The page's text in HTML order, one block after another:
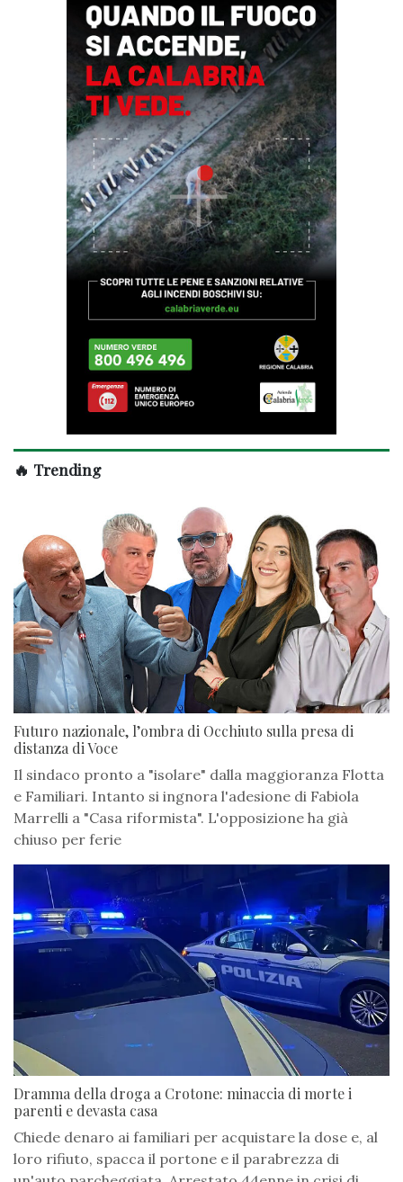
🔥 Trending
Futuro nazionale, l’ombra di Occhiuto sulla presa di
distanza di Voce
Il sindaco pronto a "isolare" dalla maggioranza Flotta
e Familiari. Intanto si ingnora l'adesione di Fabiola
Marrelli a "Casa riformista". L'opposizione ha già
chiuso per ferie
Dramma della droga a Crotone: minaccia di morte i
parenti e devasta casa
Chiede denaro ai familiari per acquistare la dose e, al
loro rifiuto, spacca il portone e il parabrezza di